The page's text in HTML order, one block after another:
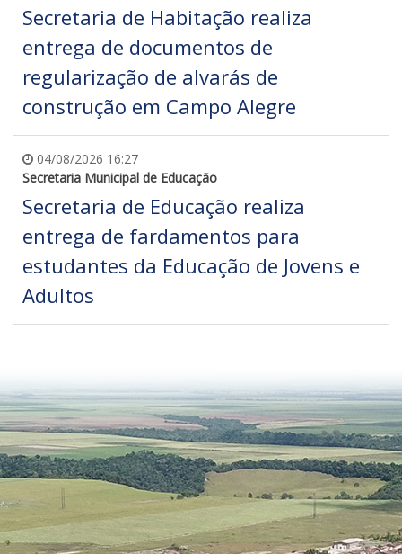
Secretaria de Habitação realiza
entrega de documentos de
regularização de alvarás de
construção em Campo Alegre
04/08/2026 16:27
Secretaria Municipal de Educação
Secretaria de Educação realiza
entrega de fardamentos para
estudantes da Educação de Jovens e
Adultos